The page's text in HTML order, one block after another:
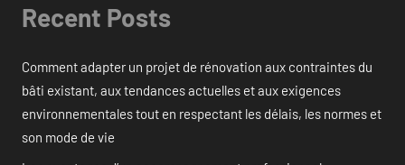
Recent Posts
Comment adapter un projet de rénovation aux contraintes du
bâti existant, aux tendances actuelles et aux exigences
environnementales tout en respectant les délais, les normes et
son mode de vie